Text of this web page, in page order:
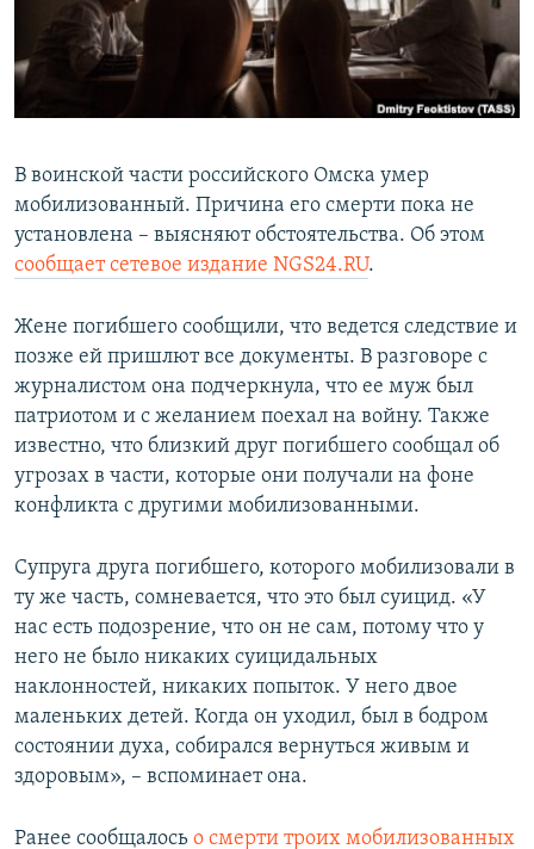
ПОБЕДИТЕЛЕЙ НЕ СУДЯТ?
КРЫМ.НЕПОКОРЕННЫЙ
ПРИСОЕДИНЯЙТЕСЬ!
Все сайты RFE/RL
В воинской части российского Омска умер
мобилизованный. Причина его смерти пока не
установлена – выясняют обстоятельства. Об этом
сообщает сетевое издание NGS24.RU.
Жене погибшего сообщили, что ведется следствие и
позже ей пришлют все документы. В разговоре с
журналистом она подчеркнула, что ее муж был
патриотом и с желанием поехал на войну. Также
известно, что близкий друг погибшего сообщал об
угрозах в части, которые они получали на фоне
конфликта с другими мобилизованными.
Супруга друга погибшего, которого мобилизовали в
ту же часть, сомневается, что это был суицид. «У
нас есть подозрение, что он не сам, потому что у
него не было никаких суицидальных
наклонностей, никаких попыток. У него двое
маленьких детей. Когда он уходил, был в бодром
состоянии духа, собирался вернуться живым и
здоровым», – вспоминает она.
Ранее сообщалось о смерти троих мобилизованных